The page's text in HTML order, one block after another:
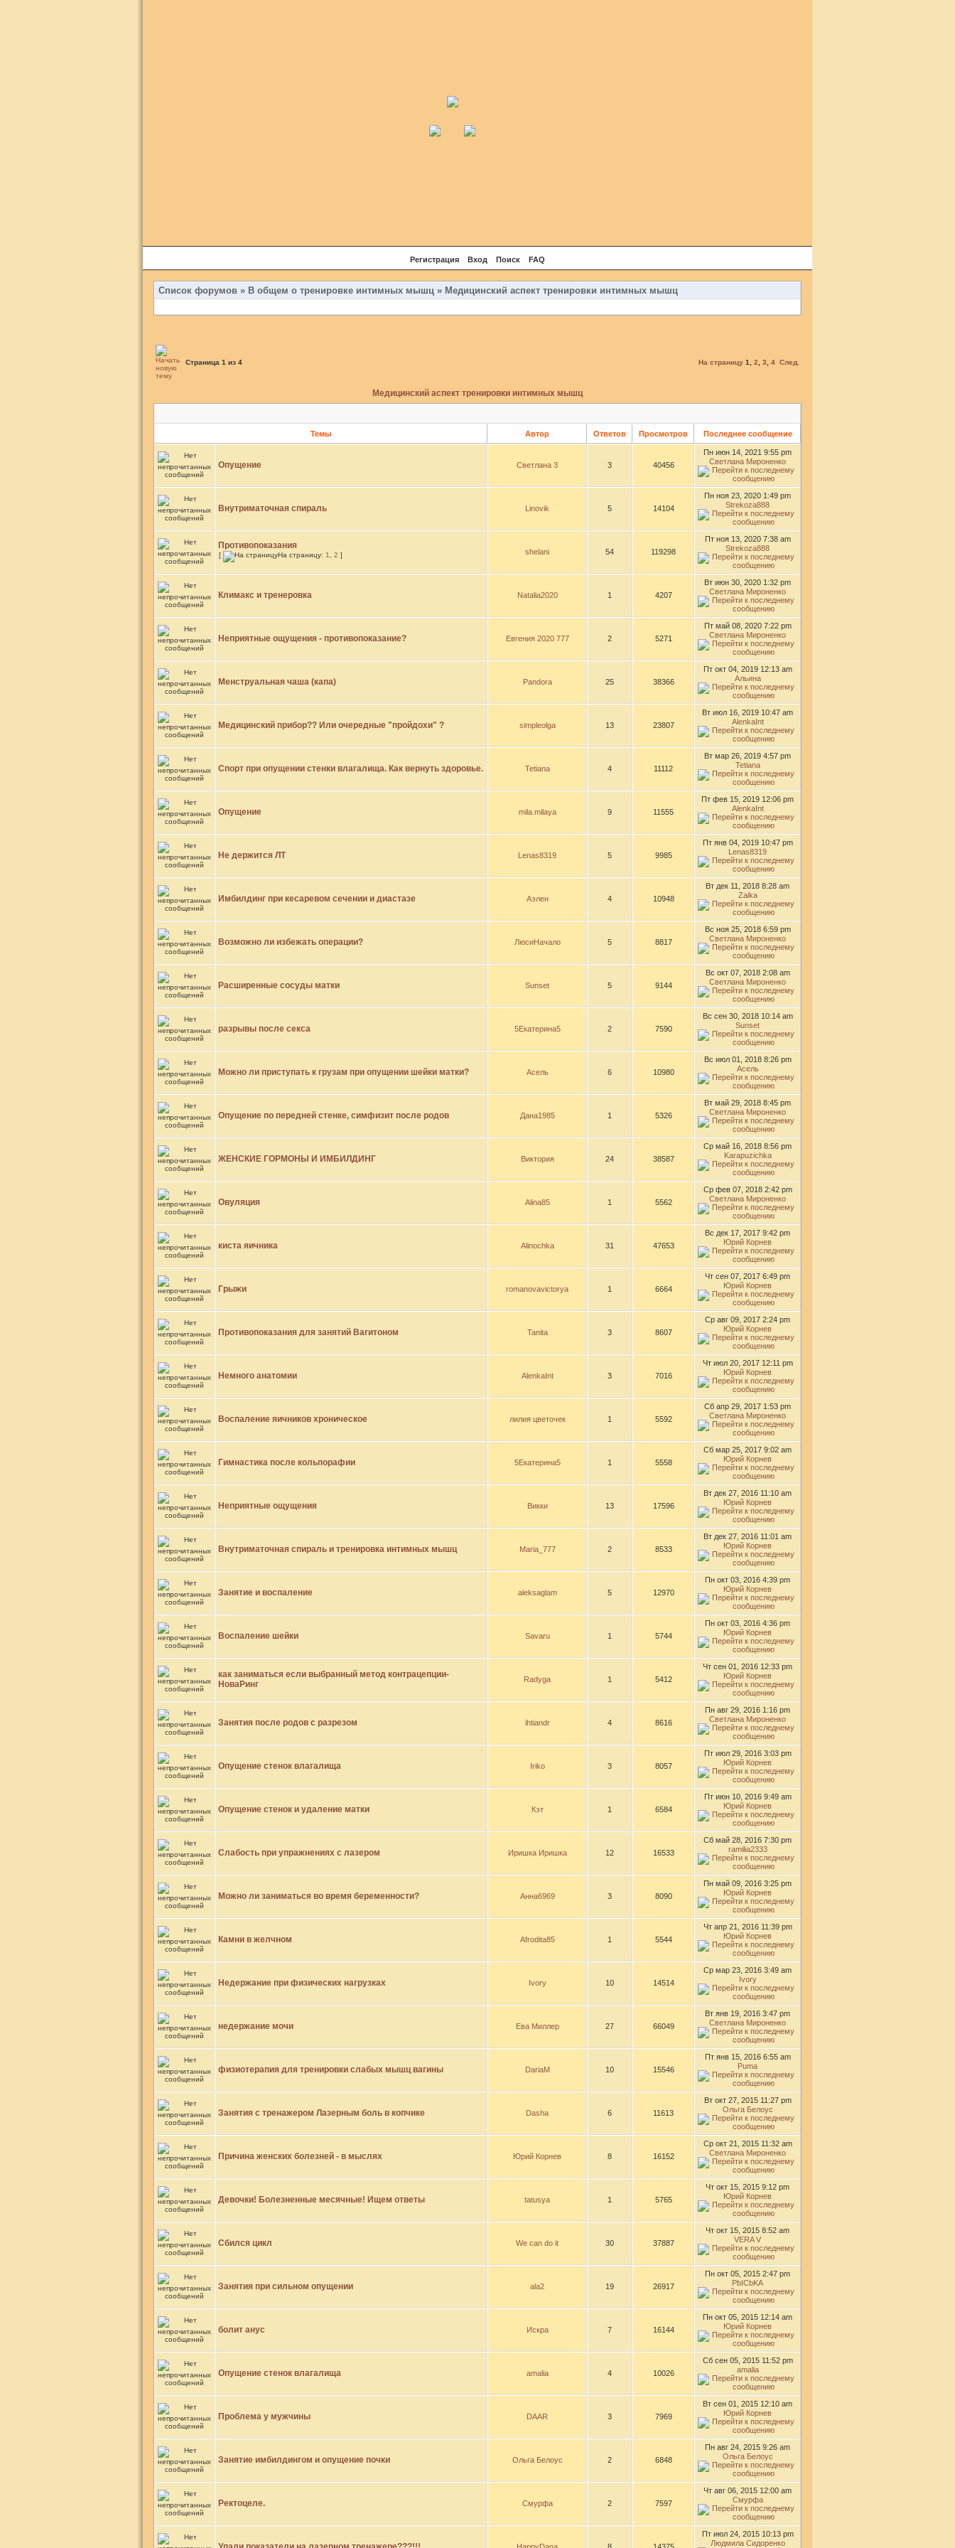
Регистрация Вход Поиск FAQ
Список форумов » В общем о тренировке интимных мышц » Медицинский аспект тренировки интимных мышц
Страница 1 из 4 На страницу 1 2 3 4 След.
Медицинский аспект тренировки интимных мышц
Темы Автор Ответов Просмотров Последнее сообщение
Опущение Светлана 3 3 40456
Пн июн 14, 2021 9:55 pm
Светлана Мироненко
Внутриматочная спираль Linovik 5 14104
Пн ноя 23, 2020 1:49 pm
Strekoza888
Противопоказания
[ На страницу: 1 2 ] shelani 54 119298
Пт ноя 13, 2020 7:38 am
Strekoza888
Климакс и тренеровка Natalia2020 1 4207
Вт июн 30, 2020 1:32 pm
Светлана Мироненко
Неприятные ощущения - противопоказание? Евгения 2020 777 2 5271
Пт май 08, 2020 7:22 pm
Светлана Мироненко
Менструальная чаша (капа) Pandora 25 38366
Пт окт 04, 2019 12:13 am
Альина
Медицинский прибор?? Или очередные "пройдохи" ? simpleolga 13 23807
Вт июл 16, 2019 10:47 am
AlenkaInt
Спорт при опущении стенки влагалища. Как вернуть здоровье. Tetiana 4 11112
Вт мар 26, 2019 4:57 pm
Tetiana
Опущение mila.milaya 9 11555
Пт фев 15, 2019 12:06 pm
AlenkaInt
Не держится ЛТ Lenas8319 5 9985
Пт янв 04, 2019 10:47 pm
Lenas8319
Имбилдинг при кесаревом сечении и диастазе Аэлен 4 10948
Вт дек 11, 2018 8:28 am
Zaika
Возможно ли избежать операции? ЛюсиНачало 5 8817
Вс ноя 25, 2018 6:59 pm
Светлана Мироненко
Расширенные сосуды матки Sunset 5 9144
Вс окт 07, 2018 2:08 am
Светлана Мироненко
разрывы после секса 5Екатерина5 2 7590
Вс сен 30, 2018 10:14 am
Sunset
Можно ли приступать к грузам при опущении шейки матки? Асель 6 10980
Вс июл 01, 2018 8:26 pm
Асель
Опущение по передней стенке, симфизит после родов Дана1985 1 5326
Вт май 29, 2018 8:45 pm
Светлана Мироненко
ЖЕНСКИЕ ГОРМОНЫ И ИМБИЛДИНГ Виктория 24 38587
Ср май 16, 2018 8:56 pm
Karapuzichka
Овуляция Alina85 1 5562
Ср фев 07, 2018 2:42 pm
Светлана Мироненко
киста яичника Alinochka 31 47653
Вс дек 17, 2017 9:42 pm
Юрий Корнев
Грыжи romanovavictorya 1 6664
Чт сен 07, 2017 6:49 pm
Юрий Корнев
Противопоказания для занятий Вагитоном Tanita 3 8607
Ср авг 09, 2017 2:24 pm
Юрий Корнев
Немного анатомии AlenkaInt 3 7016
Чт июл 20, 2017 12:11 pm
Юрий Корнев
Воспаление яичников хроническое лилия цветочек 1 5592
Сб апр 29, 2017 1:53 pm
Светлана Мироненко
Гимнастика после кольпорафии 5Екатерина5 1 5558
Сб мар 25, 2017 9:02 am
Юрий Корнев
Неприятные ощущения Викки 13 17596
Вт дек 27, 2016 11:10 am
Юрий Корнев
Внутриматочная спираль и тренировка интимных мышц Maria_777 2 8533
Вт дек 27, 2016 11:01 am
Юрий Корнев
Занятие и воспаление aleksaglam 5 12970
Пн окт 03, 2016 4:39 pm
Юрий Корнев
Воспаление шейки Savaru 1 5744
Пн окт 03, 2016 4:36 pm
Юрий Корнев
как заниматься если выбранный метод контрацепции-
НоваРинг
Radyga 1 5412
Чт сен 01, 2016 12:33 pm
Юрий Корнев
Занятия после родов с разрезом ihtiandr 4 8616
Пн авг 29, 2016 1:16 pm
Светлана Мироненко
Опущение стенок влагалища Iriko 3 8057
Пт июл 29, 2016 3:03 pm
Юрий Корнев
Опущение стенок и удаление матки Кэт 1 6584
Пт июн 10, 2016 9:49 am
Юрий Корнев
Слабость при упражнениях с лазером Иришка Иришка 12 16533
Сб май 28, 2016 7:30 pm
ramilia2333
Можно ли заниматься во время беременности? Анна6969 3 8090
Пн май 09, 2016 3:25 pm
Юрий Корнев
Камни в желчном Afrodita85 1 5544
Чт апр 21, 2016 11:39 pm
Юрий Корнев
Недержание при физических нагрузках Ivory 10 14514
Ср мар 23, 2016 3:49 am
Ivory
недержание мочи Ева Миллер 27 66049
Вт янв 19, 2016 3:47 pm
Светлана Мироненко
физиотерапия для тренировки слабых мышц вагины DariaM 10 15546
Пт янв 15, 2016 6:55 am
Puma
Занятия с тренажером Лазерным боль в копчике Dasha 6 11613
Вт окт 27, 2015 11:27 pm
Ольга Белоус
Причина женских болезней - в мыслях Юрий Корнев 8 16152
Ср окт 21, 2015 11:32 am
Светлана Мироненко
Девочки! Болезненные месячные! Ищем ответы tatusya 1 5765
Чт окт 15, 2015 9:12 pm
Юрий Корнев
Сбился цикл We can do it 30 37887
Чт окт 15, 2015 8:52 am
VERA V
Занятия при сильном опущении ala2 19 26917
Пн окт 05, 2015 2:47 pm
PbICbKA
болит анус Искра 7 16144
Пн окт 05, 2015 12:14 am
Юрий Корнев
Опущение стенок влагалища amalia 4 10026
Сб сен 05, 2015 11:52 pm
amalia
Проблема у мужчины DAAR 3 7969
Вт сен 01, 2015 12:10 am
Юрий Корнев
Занятие имбилдингом и опущение почки Ольга Белоус 2 6848
Пн авг 24, 2015 9:26 am
Ольга Белоус
Ректоцеле. Смурфа 2 7597
Чт авг 06, 2015 12:00 am
Смурфа
Пт июл 24, 2015 10:13 pm
Людмила Сидоренко